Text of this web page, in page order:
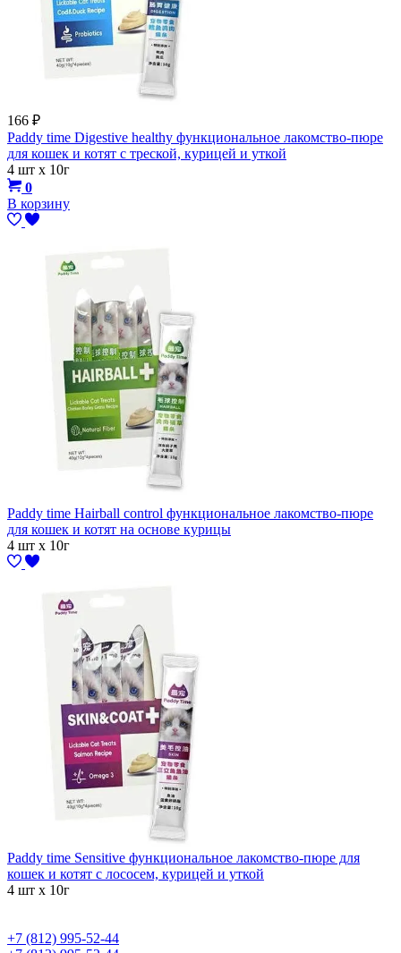
166 ₽
Paddy time Digestive healthy функциональное лакомство-пюре
для кошек и котят с треской, курицей и уткой
4 шт х 10г
0
В корзину
Paddy time Hairball control функциональное лакомство-пюре
для кошек и котят на основе курицы
4 шт х 10г
Paddy time Sensitive функциональное лакомство-пюре для
кошек и котят с лососем, курицей и уткой
4 шт х 10г
+7 (812) 995-52-44